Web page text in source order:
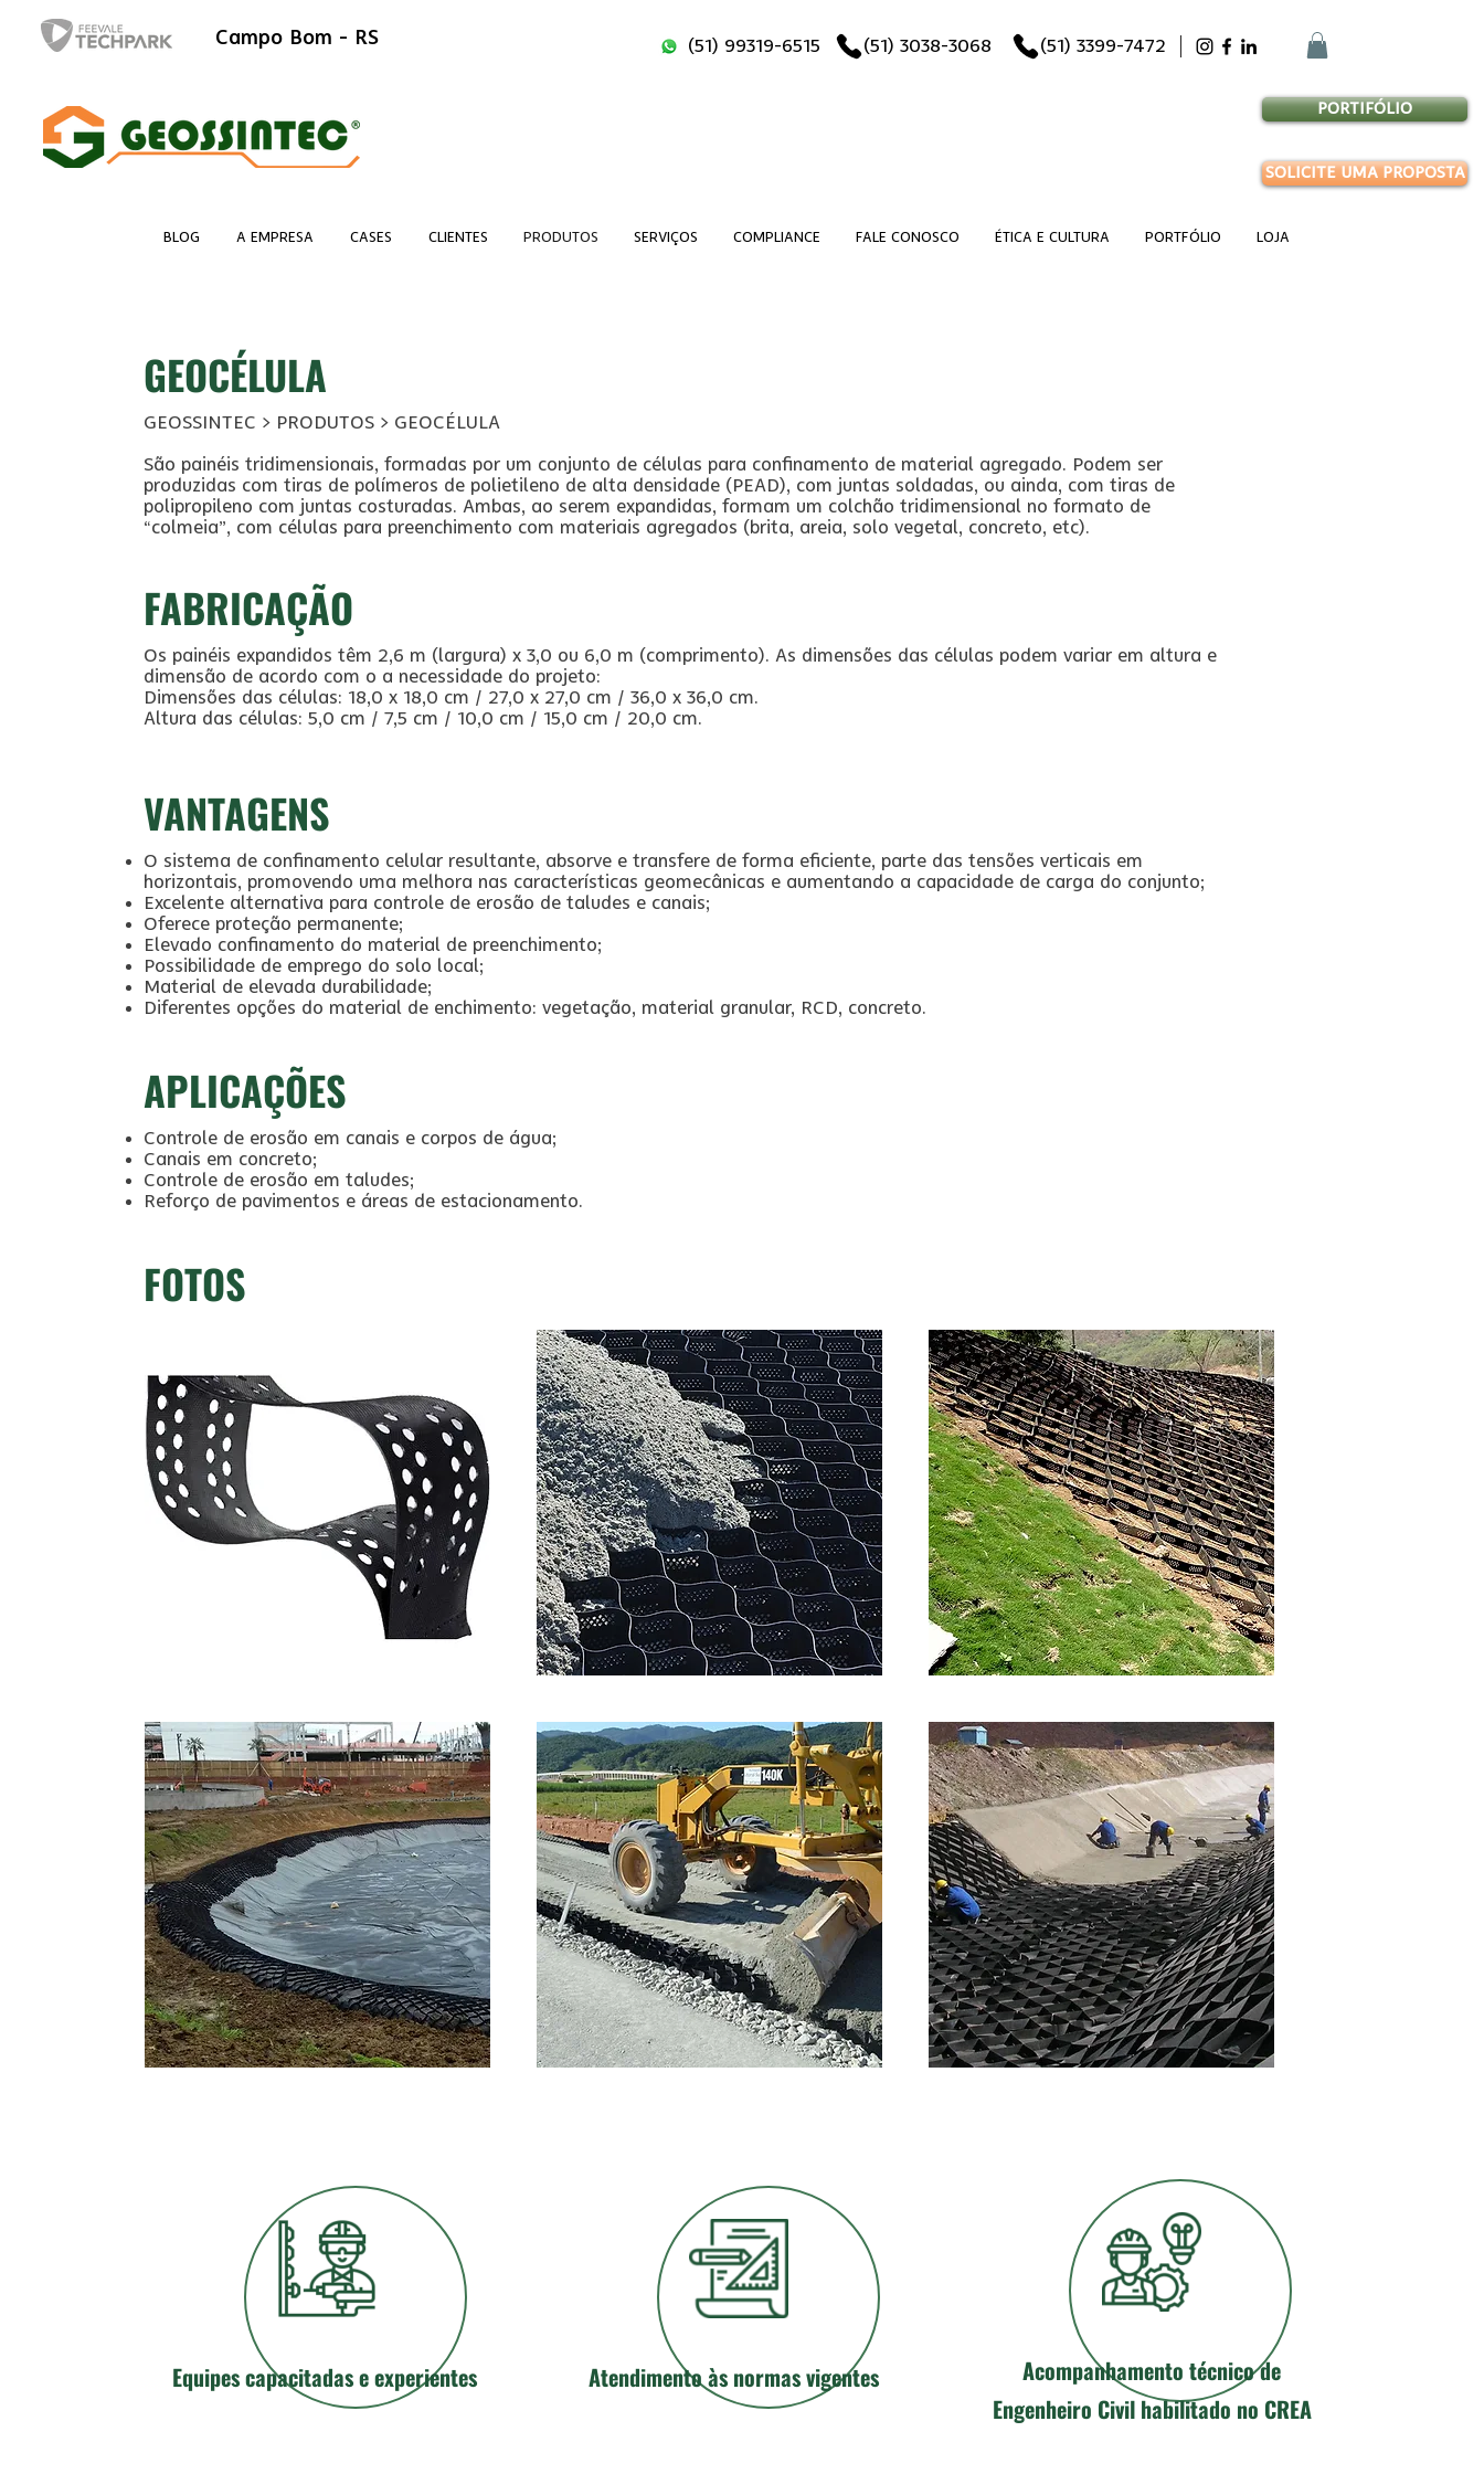
Campo Bom - RS (51) 99319-6515 (51) 3038-3068 (51) 3399-7472
PORTIFÓLIO
SOLICITE UMA PROPOSTA
BLOG A EMPRESA CASES CLIENTES PRODUTOS SERVIÇOS COMPLIANCE FALE CONOSCO ÉTICA E CULTURA PORTFÓLIO LOJA
GEOCÉLULA
GEOSSINTEC > PRODUTOS > GEOCÉLULA
São painéis tridimensionais, formadas por um conjunto de células para confinamento de material agregado. Podem ser
produzidas com tiras de polímeros de polietileno de alta densidade (PEAD), com juntas soldadas, ou ainda, com tiras de
polipropileno com juntas costuradas. Ambas, ao serem expandidas, formam um colchão tridimensional no formato de
“colmeia”, com células para preenchimento com materiais agregados (brita, areia, solo vegetal, concreto, etc).
FABRICAÇÃO
Os painéis expandidos têm 2,6 m (largura) x 3,0 ou 6,0 m (comprimento). As dimensões das células podem variar em altura e
dimensão de acordo com o a necessidade do projeto:
Dimensões das células: 18,0 x 18,0 cm / 27,0 x 27,0 cm / 36,0 x 36,0 cm.
Altura das células: 5,0 cm / 7,5 cm / 10,0 cm / 15,0 cm / 20,0 cm.
VANTAGENS
O sistema de confinamento celular resultante, absorve e transfere de forma eficiente, parte das tensões verticais em
horizontais, promovendo uma melhora nas características geomecânicas e aumentando a capacidade de carga do conjunto;
Excelente alternativa para controle de erosão de taludes e canais;
Oferece proteção permanente;
Elevado confinamento do material de preenchimento;
Possibilidade de emprego do solo local;
Material de elevada durabilidade;
Diferentes opções do material de enchimento: vegetação, material granular, RCD, concreto.
APLICAÇÕES
Controle de erosão em canais e corpos de água;
Canais em concreto;
Controle de erosão em taludes;
Reforço de pavimentos e áreas de estacionamento.
FOTOS
Equipes capacitadas e experientes Atendimento às normas vigentes
Acompanhamento técnico de
Engenheiro Civil habilitado no CREA